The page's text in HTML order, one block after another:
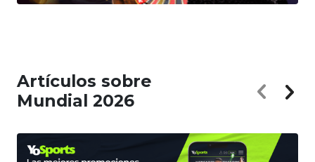
Artículos sobre
Mundial 2026